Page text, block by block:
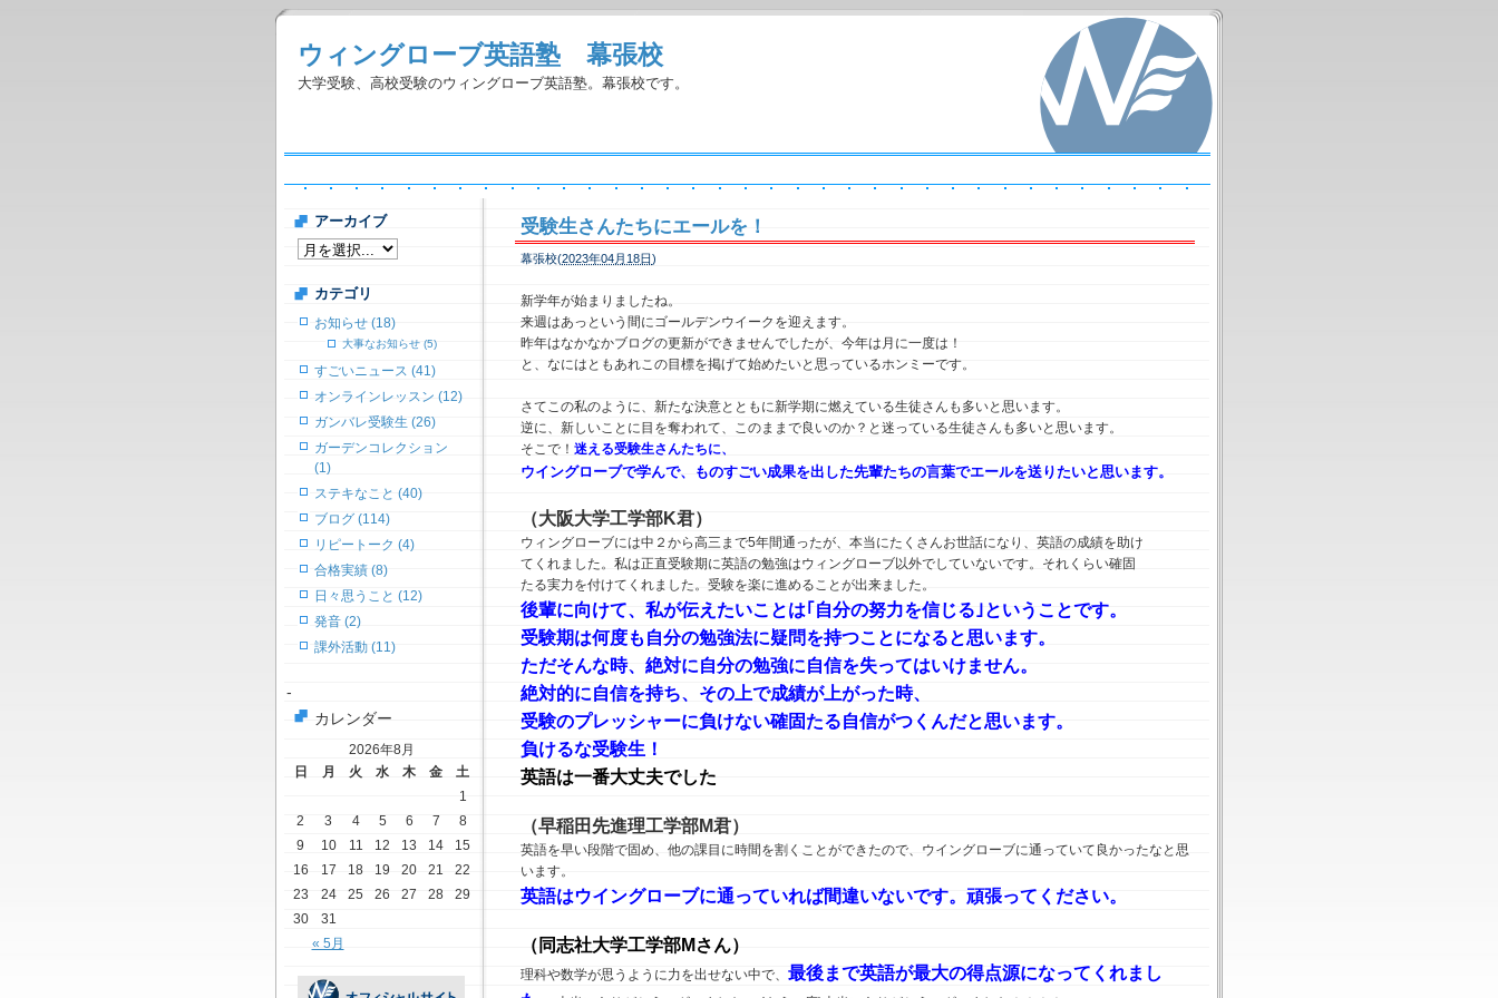
ウィングローブ英語塾 幕張校
大学受験、高校受験のウィングローブ英語塾。幕張校です。
受験生さんたちにエールを！
幕張校(2023年04月18日)
新学年が始まりましたね。
来週はあっという間にゴールデンウイークを迎えます。
昨年はなかなかブログの更新ができませんでしたが、今年は月に一度は！
と、なにはともあれこの目標を掲げて始めたいと思っているホンミーです。
さてこの私のように、新たな決意とともに新学期に燃えている生徒さんも多いと思います。
逆に、新しいことに目を奪われて、このままで良いのか？と迷っている生徒さんも多いと思います。
そこで！ 迷える受験生さんたちに、
ウイングローブで学んで、ものすごい成果を出した先輩たちの言葉でエールを送りたいと思います。
（大阪大学工学部K君）
ウィングローブには中２から高三まで5年間通ったが、本当にたくさんお世話になり、英語の成績を助け
てくれました。私は正直受験期に英語の勉強はウィングローブ以外でしていないです。それくらい確固
たる実力を付けてくれました。受験を楽に進めることが出来ました。
後輩に向けて、私が伝えたいことは｢自分の努力を信じる｣ということです。
受験期は何度も自分の勉強法に疑問を持つことになると思います。
ただそんな時、絶対に自分の勉強に自信を失ってはいけません。
絶対的に自信を持ち、その上で成績が上がった時、
受験のプレッシャーに負けない確固たる自信がつくんだと思います。
負けるな受験生！
英語は一番大丈夫でした
（早稲田先進理工学部M君）
英語を早い段階で固め、他の課目に時間を割くことができたので、ウイングローブに通っていて良かったなと思
います。
英語はウイングローブに通っていれば間違いないです。頑張ってください。
（同志社大学工学部Mさん）
理科や数学が思うように力を出せない中で、 最後まで英語が最大の得点源になってくれまし
アーカイブ
カテゴリ
お知らせ (18)
大事なお知らせ (5)
すごいニュース (41)
オンラインレッスン (12)
ガンバレ受験生 (26)
ガーデンコレクション
(1)
ステキなこと (40)
ブログ (114)
リピートーク (4)
合格実績 (8)
日々思うこと (12)
発音 (2)
課外活動 (11)
-
カレンダー
2026年8月
日
月 火 水 木 金 土
« 5月
1
2
3 4 5 6 7
8
9
10 11 12 13 14
15
16
17 18 19 20 21
22
23
24 25 26 27 28
29
30
31